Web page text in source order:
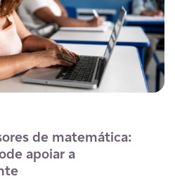
de matemática:
apoiar a